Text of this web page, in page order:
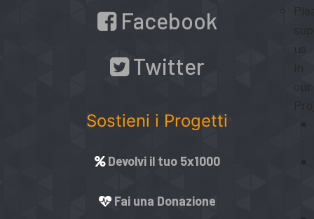
us
in
our
Facebook
Twitter
Sostieni i Progetti
Devolvi il tuo 5x1000
Fai una Donazione